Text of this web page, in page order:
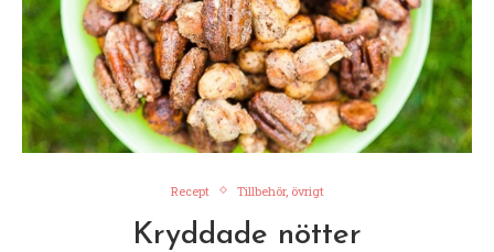
Recept Tillbehör, övrigt
Kryddade nötter